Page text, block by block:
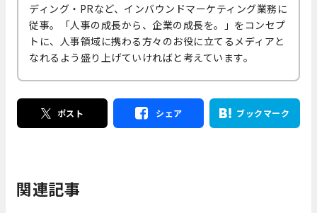
ディング・PRなど、インバウンドマーケティング業務に
従事。「人事の成長から、企業の成長を。」をコンセプ
トに、人事領域に携わる方々のお役に立てるメディアと
なれるよう盛り上げていければと考えています。
ポスト シェア ブックマーク
関連記事